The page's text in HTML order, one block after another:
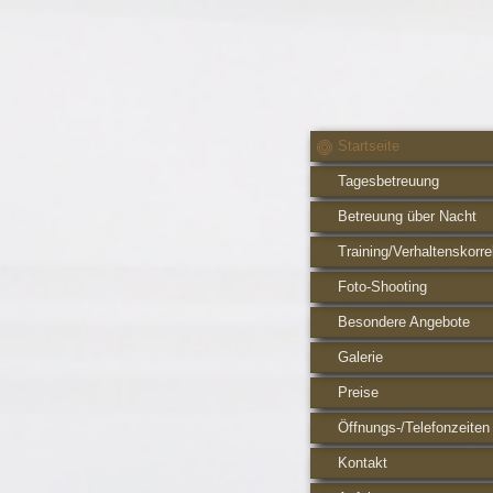
Startseite
Tagesbetreuung
Betreuung über Nacht
Training/
Foto-Shooting
Besondere Angebote
Galerie
Preise
Öffnungs-/Telefonzeiten
Kontakt